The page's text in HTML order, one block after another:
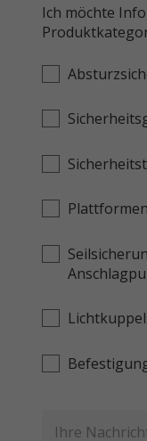
Ich möchte